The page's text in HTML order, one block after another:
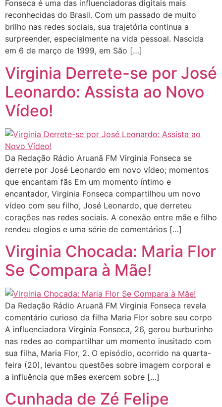
Fonseca é uma das influenciadoras digitais mais
reconhecidas do Brasil. Com um passado de muito
brilho nas redes sociais, sua trajetória continua a
surpreender, especialmente na vida pessoal. Nascida
em 6 de março de 1999, em São […]
Virginia Derrete-se por José
Leonardo: Assista ao Novo
Vídeo!
Da Redação Rádio Aruanã FM Virginia Fonseca se
derrete por José Leonardo em novo vídeo; momentos
que encantam fãs Em um momento íntimo e
encantador, Virginia Fonseca compartilhou um novo
vídeo com seu filho, José Leonardo, que derreteu
corações nas redes sociais. A conexão entre mãe e filho
rendeu elogios e uma série de comentários […]
Virginia Chocada: Maria Flor
Se Compara à Mãe!
Da Redação Rádio Aruanã FM Virginia Fonseca revela
comentário curioso da filha Maria Flor sobre seu corpo
A influenciadora Virginia Fonseca, 26, gerou burburinho
nas redes ao compartilhar um momento inusitado com
sua filha, Maria Flor, 2. O episódio, ocorrido na quarta-
feira (20), levantou questões sobre imagem corporal e
a influência que mães exercem sobre […]
Cunhada de Zé Felipe